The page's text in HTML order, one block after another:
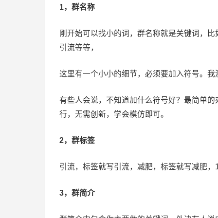
1，群名称
刚开始可以找小的词，群名称就是关键词，
引流等等，
这里有一个小小的细节，必须要加入符号。
有些人会说，不知道加什么符号好？最简单
行，无需创新，学会模仿即可。
2，群标签
引流，标签就写引流，减肥，标签就写减肥
3，群简介